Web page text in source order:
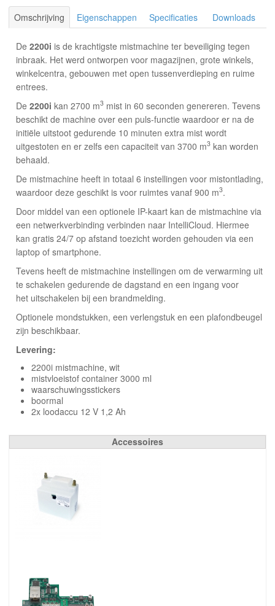
Omschrijving Eigenschappen Specificaties Downloads
De 2200i is de krachtigste mistmachine ter beveiliging tegen
inbraak. Het werd ontworpen voor magazijnen, grote winkels,
winkelcentra, gebouwen met open tussenverdieping en ruime
entrees.
De 2200i kan 2700 m3 mist in 60 seconden genereren. Tevens
beschikt de machine over een puls-functie waardoor er na de
initiële uitstoot gedurende 10 minuten extra mist wordt
uitgestoten en er zelfs een capaciteit van 3700 m3 kan worden
behaald.
De mistmachine heeft in totaal 6 instellingen voor mistontlading,
waardoor deze geschikt is voor ruimtes vanaf 900 m3.
Door middel van een optionele IP-kaart kan de mistmachine via
een netwerkverbinding verbinden naar IntelliCloud. Hiermee
kan gratis 24/7 op afstand toezicht worden gehouden via een
laptop of smartphone.
Tevens heeft de mistmachine instellingen om de verwarming uit
te schakelen gedurende de dagstand en een ingang voor
het uitschakelen bij een brandmelding.
Optionele mondstukken, een verlengstuk en een plafondbeugel
zijn beschikbaar.
Levering:
2200i mistmachine, wit
mistvloeistof container 3000 ml
waarschuwingsstickers
boormal
2x loodaccu 12 V 1,2 Ah
Accessoires